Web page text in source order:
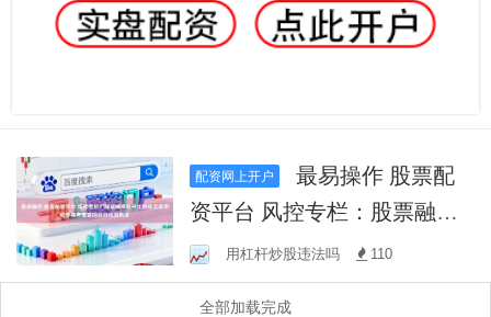
配资网上开户
最易操作 股票配
资平台 风控专栏：股票融资
杠杆比例规定在市场参与者
策略明显分化且机会
用杠杆炒股违法吗 110
全部加载完成